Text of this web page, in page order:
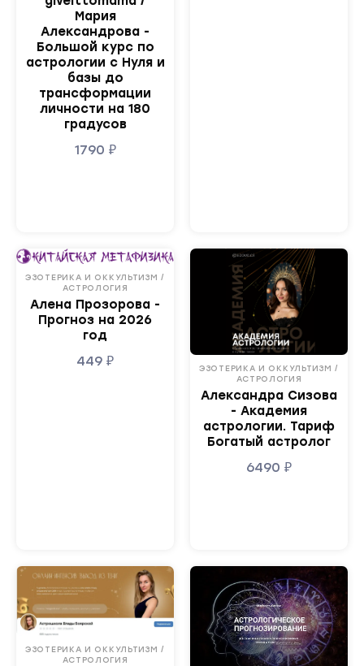
Мария
Александрова -
Большой курс по
астрологии с Нуля и
базы до
трансформации
личности на 180
градусов
1790 ₽
ЭЗОТЕРИКА И ОККУЛЬТИЗМ /
АСТРОЛОГИЯ
Алена Прозорова -
Прогноз на 2026
год
449 ₽
ЭЗОТЕРИКА И ОККУЛЬТИЗМ /
АСТРОЛОГИЯ
Александра Сизова
- Академия
астрологии. Тариф
Богатый астролог
6490 ₽
ЭЗОТЕРИКА И ОККУЛЬТИЗМ /
АСТРОЛОГИЯ